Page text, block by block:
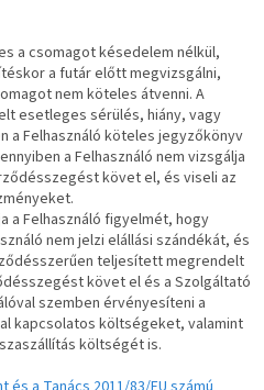
a csomagot késedelem nélkül,
a futár előtt megvizsgálni,
nem köteles átvenni. A
esetleges sérülés, hiány, vagy
a Felhasználó köteles jegyzőkönyv
a Felhasználó nem vizsgálja
követ el, és viseli az
a Felhasználó figyelmét, hogy
nem jelzi elállási szándékát, és
teljesített megrendelt
követ el és a Szolgáltató
szemben érvényesíteni a
kapcsolatos költségeket, valamint
költségét is.